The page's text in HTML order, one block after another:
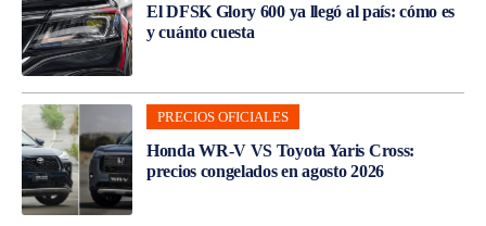
El DFSK Glory 600 ya llegó al país: cómo es
y cuánto cuesta
PRECIOS OFICIALES
Honda WR-V VS Toyota Yaris Cross:
precios congelados en agosto 2026